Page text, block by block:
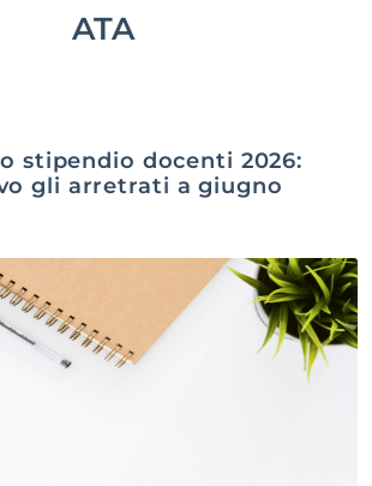
ATA
stipendio docenti 2026:
gli arretrati a giugno